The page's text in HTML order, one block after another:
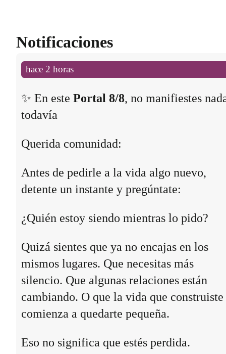
Notificaciones
hace 2 horas
✨ En este Portal 8/8, no manifiestes
todavía
Querida comunidad:
Antes de pedirle a la vida algo nuevo,
detente un instante y pregúntate:
¿Quién estoy siendo mientras lo pido?
Quizá sientes que ya no encajas en los
mismos lugares. Que necesitas más
silencio. Que algunas relaciones están
cambiando. O que la vida que construiste
comienza a quedarte pequeña.
Eso no significa que estés perdida.